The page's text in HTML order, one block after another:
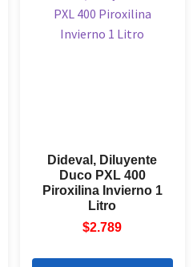
Dideval, Diluyente
Duco PXL 400
Piroxilina Invierno 1
Litro
$2.789